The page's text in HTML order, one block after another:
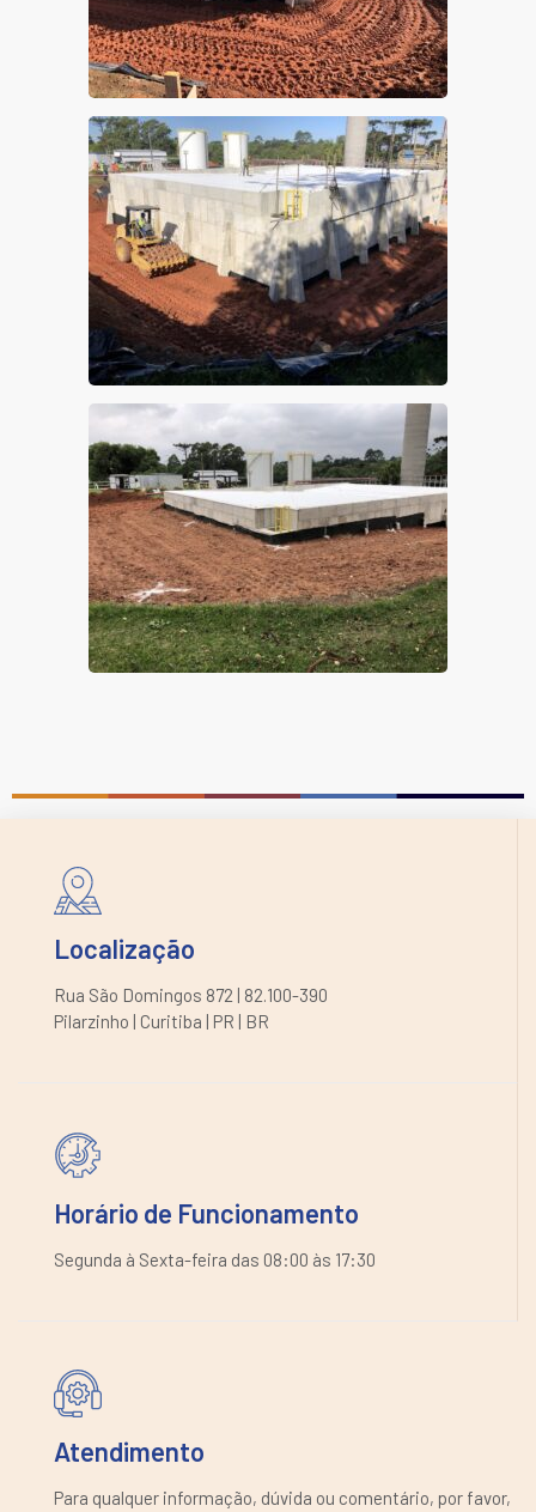
Localização
Rua São Domingos 872 | 82.100-390
Pilarzinho | Curitiba | PR | BR
Horário de Funcionamento
Segunda à Sexta-feira das 08:00 às 17:30
Atendimento
Para qualquer informação, dúvida ou comentário, por favor,